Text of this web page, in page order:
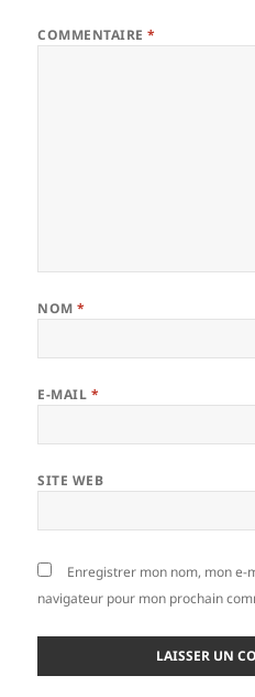
COMMENTAIRE*
NOM*
E-MAIL *
SITE WEB
Enregistrer mon nom, mon e-
navigateur pour mon prochain